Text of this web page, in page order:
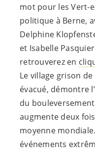
mot pour lesVert-
politique à Berne,
Delphine
et Isabelle
retrouverez en
Le village grison
évacué, démontre
du
augmente deux
moyenne
événements